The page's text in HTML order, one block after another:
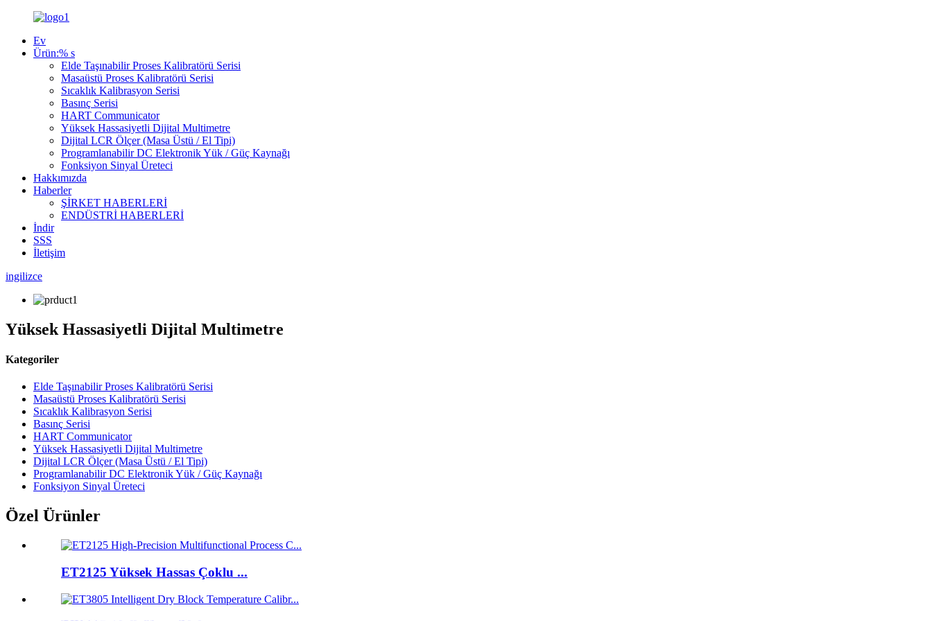
Ev
Ürün:% s
Elde Taşınabilir Proses Kalibratörü Serisi
Masaüstü Proses Kalibratörü Serisi
Sıcaklık Kalibrasyon Serisi
Basınç Serisi
HART Communicator
Yüksek Hassasiyetli Dijital Multimetre
Dijital LCR Ölçer (Masa Üstü / El Tipi)
Programlanabilir DC Elektronik Yük / Güç Kaynağı
Fonksiyon Sinyal Üreteci
Hakkımızda
Haberler
ŞİRKET HABERLERİ
ENDÜSTRİ HABERLERİ
İndir
SSS
İletişim
ingilizce
Yüksek Hassasiyetli Dijital Multimetre
Kategoriler
Elde Taşınabilir Proses Kalibratörü Serisi
Masaüstü Proses Kalibratörü Serisi
Sıcaklık Kalibrasyon Serisi
Basınç Serisi
HART Communicator
Yüksek Hassasiyetli Dijital Multimetre
Dijital LCR Ölçer (Masa Üstü / El Tipi)
Programlanabilir DC Elektronik Yük / Güç Kaynağı
Fonksiyon Sinyal Üreteci
Özel Ürünler
ET2125 Yüksek Hassas Çoklu ...